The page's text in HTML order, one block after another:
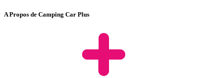
A Propos de Camping Car Plus